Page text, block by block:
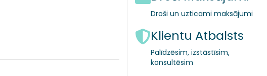
Droši un uzticami maksājumi
Klientu Atbalsts
Palīdzēsim, izstāstīsim,
konsultēsim